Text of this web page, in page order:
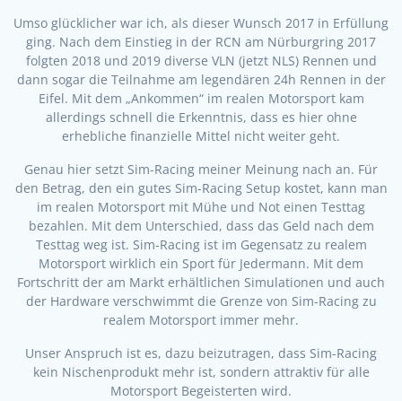
Umso glücklicher war ich, als dieser Wunsch 2017 in Erfüllung
ging. Nach dem Einstieg in der RCN am Nürburgring 2017
folgten 2018 und 2019 diverse VLN (jetzt NLS) Rennen und
dann sogar die Teilnahme am legendären 24h Rennen in der
Eifel. Mit dem „Ankommen“ im realen Motorsport kam
allerdings schnell die Erkenntnis, dass es hier ohne
erhebliche finanzielle Mittel nicht weiter geht.
Genau hier setzt Sim-Racing meiner Meinung nach an. Für
den Betrag, den ein gutes Sim-Racing Setup kostet, kann man
im realen Motorsport mit Mühe und Not einen Testtag
bezahlen. Mit dem Unterschied, dass das Geld nach dem
Testtag weg ist. Sim-Racing ist im Gegensatz zu realem
Motorsport wirklich ein Sport für Jedermann. Mit dem
Fortschritt der am Markt erhältlichen Simulationen und auch
der Hardware verschwimmt die Grenze von Sim-Racing zu
realem Motorsport immer mehr.
Unser Anspruch ist es, dazu beizutragen, dass Sim-Racing
kein Nischenprodukt mehr ist, sondern attraktiv für alle
Motorsport Begeisterten wird.